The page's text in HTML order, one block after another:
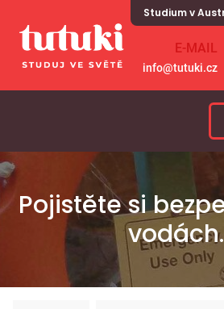
Studium v
E-MAIL
info@tutuki.cz
Pojistěte si